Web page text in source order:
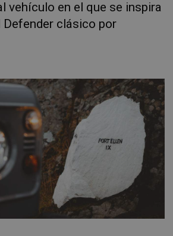
vehículo en el que se inspira
Defender clásico por